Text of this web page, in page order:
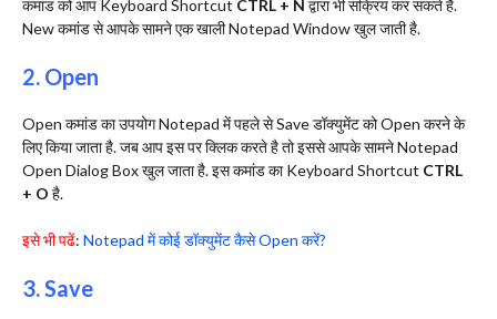
कमांड को आप Keyboard Shortcut CTRL + N द्वारा भी सक्रिय कर सकते है.
New कमांड से आपके सामने एक खाली Notepad Window खुल जाती है.
2. Open
Open कमांड का उपयोग Notepad में पहले से Save डॉक्युमेंट को Open करने के
लिए किया जाता है. जब आप इस पर क्लिक करते है तो इससे आपके सामने Notepad
Open Dialog Box खुल जाता है. इस कमांड का Keyboard Shortcut CTRL
+ O है.
इसे भी पढें: Notepad में कोई डॉक्युमेंट कैसे Open करें?
3. Save